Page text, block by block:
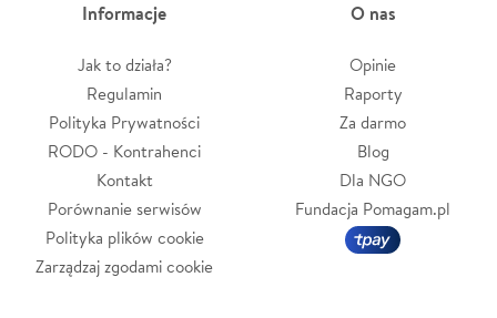
Informacje
Jak to działa?
Regulamin
Polityka Prywatności
RODO - Kontrahenci
Kontakt
Porównanie serwisów
Polityka plików cookie
Zarządzaj zgodami cookie
O nas
Opinie
Raporty
Za darmo
Blog
Dla NGO
Fundacja Pomagam.pl